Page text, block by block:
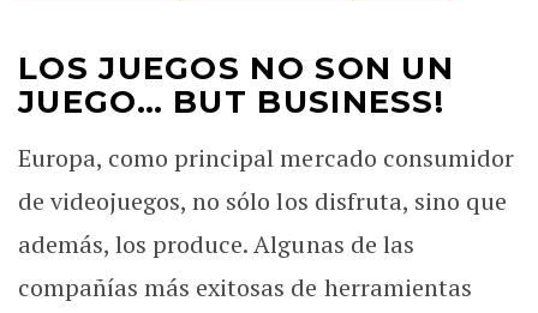
LOS JUEGOS NO SON UN
JUEGO… BUT BUSINESS!
Europa, como principal mercado consumidor
de videojuegos, no sólo los disfruta, sino que
además, los produce. Algunas de las
compañías más exitosas de herramientas